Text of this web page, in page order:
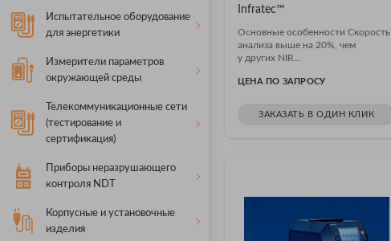
Испытательное оборудование
для энергетики
Измерители параметров
окружающей среды
Телекоммуникационные сети
(тестирование и
сертификация)
Приборы неразрушающего
контроля NDT
Корпусные и установочные
изделия
Infratec™
Основные особенности Скорость
анализа выше на 20%, чем
у других NIR...
ЦЕНА ПО ЗАПРОСУ
ЗАКАЗАТЬ В ОДИН КЛИК